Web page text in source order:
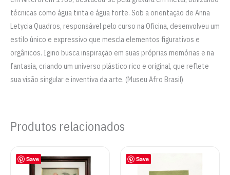
técnicas como água tinta e água forte. Sob a orientação de Anna
Letycia Quadros, responsável pelo curso na Oficina, desenvolveu um
estilo único e expressivo que mescla elementos figurativos e
orgânicos. Igino busca inspiração em suas próprias memórias e na
fantasia, criando um universo plástico rico e original, que reflete
sua visão singular e inventiva da arte. (Museu Afro Brasil)
Produtos relacionados
Save Save